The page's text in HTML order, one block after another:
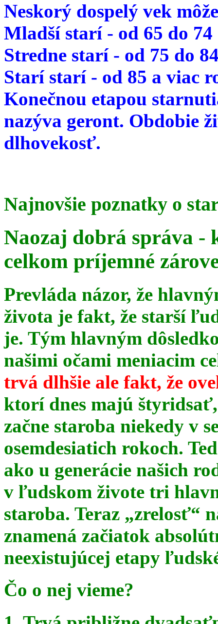
Neskorý dospelý vek
Mladší starí - od 65 do
Stredne starí - od 75 do
Starí starí - od 85 a viac
Konečnou etapou
nazýva geront. Obdobie
dlhovekosť.
Najnovšie poznatky o
Naozaj dobrá správa -
celkom príjemné
Prevláda názor, že
života je fakt, že starší
je. Tým hlavným
našimi očami meniacim
trvá dlhšie ale fakt, že
ktorí dnes majú
začne staroba niekedy v
osemdesiatich rokoch.
ako u generácie našich
v ľudskom živote tri
staroba. Teraz „zrelosť“
znamená začiatok
neexistujúcej etapy
Čo o nej vieme?